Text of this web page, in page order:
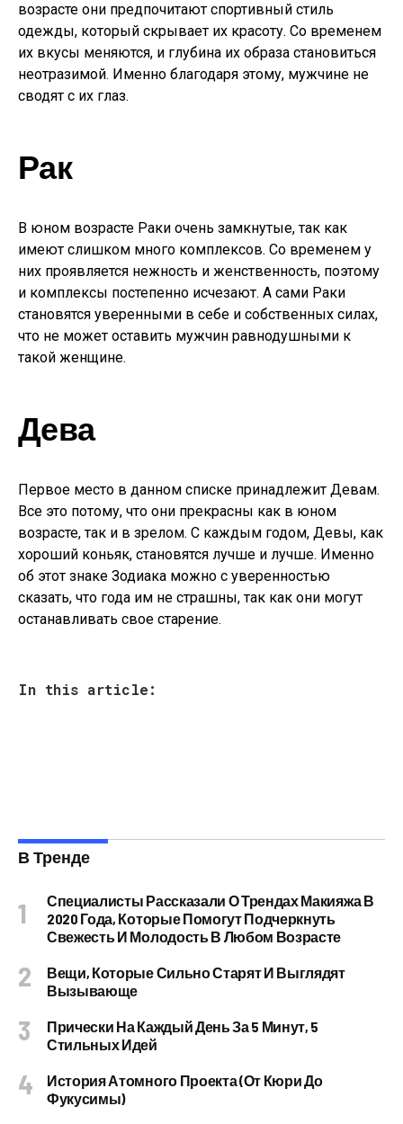
возрасте они предпочитают спортивный стиль
одежды, который скрывает их красоту. Со временем
их вкусы меняются, и глубина их образа становиться
неотразимой. Именно благодаря этому, мужчине не
сводят с их глаз.
Рак
В юном возрасте Раки очень замкнутые, так как
имеют слишком много комплексов. Со временем у
них проявляется нежность и женственность, поэтому
и комплексы постепенно исчезают. А сами Раки
становятся уверенными в себе и собственных силах,
что не может оставить мужчин равнодушными к
такой женщине.
Дева
Первое место в данном списке принадлежит Девам.
Все это потому, что они прекрасны как в юном
возрасте, так и в зрелом. С каждым годом, Девы, как
хороший коньяк, становятся лучше и лучше. Именно
об этот знаке Зодиака можно с уверенностью
сказать, что года им не страшны, так как они могут
останавливать свое старение.
In this article:
В Тренде
Специалисты Рассказали О Трендах Макияжа В
2020 Года, Которые Помогут Подчеркнуть
Свежесть И Молодость В Любом Возрасте
Вещи, Которые Сильно Старят И Выглядят
Вызывающе
Прически На Каждый День За 5 Минут, 5
Стильных Идей
История Атомного Проекта (от Кюри До
Фукусимы)